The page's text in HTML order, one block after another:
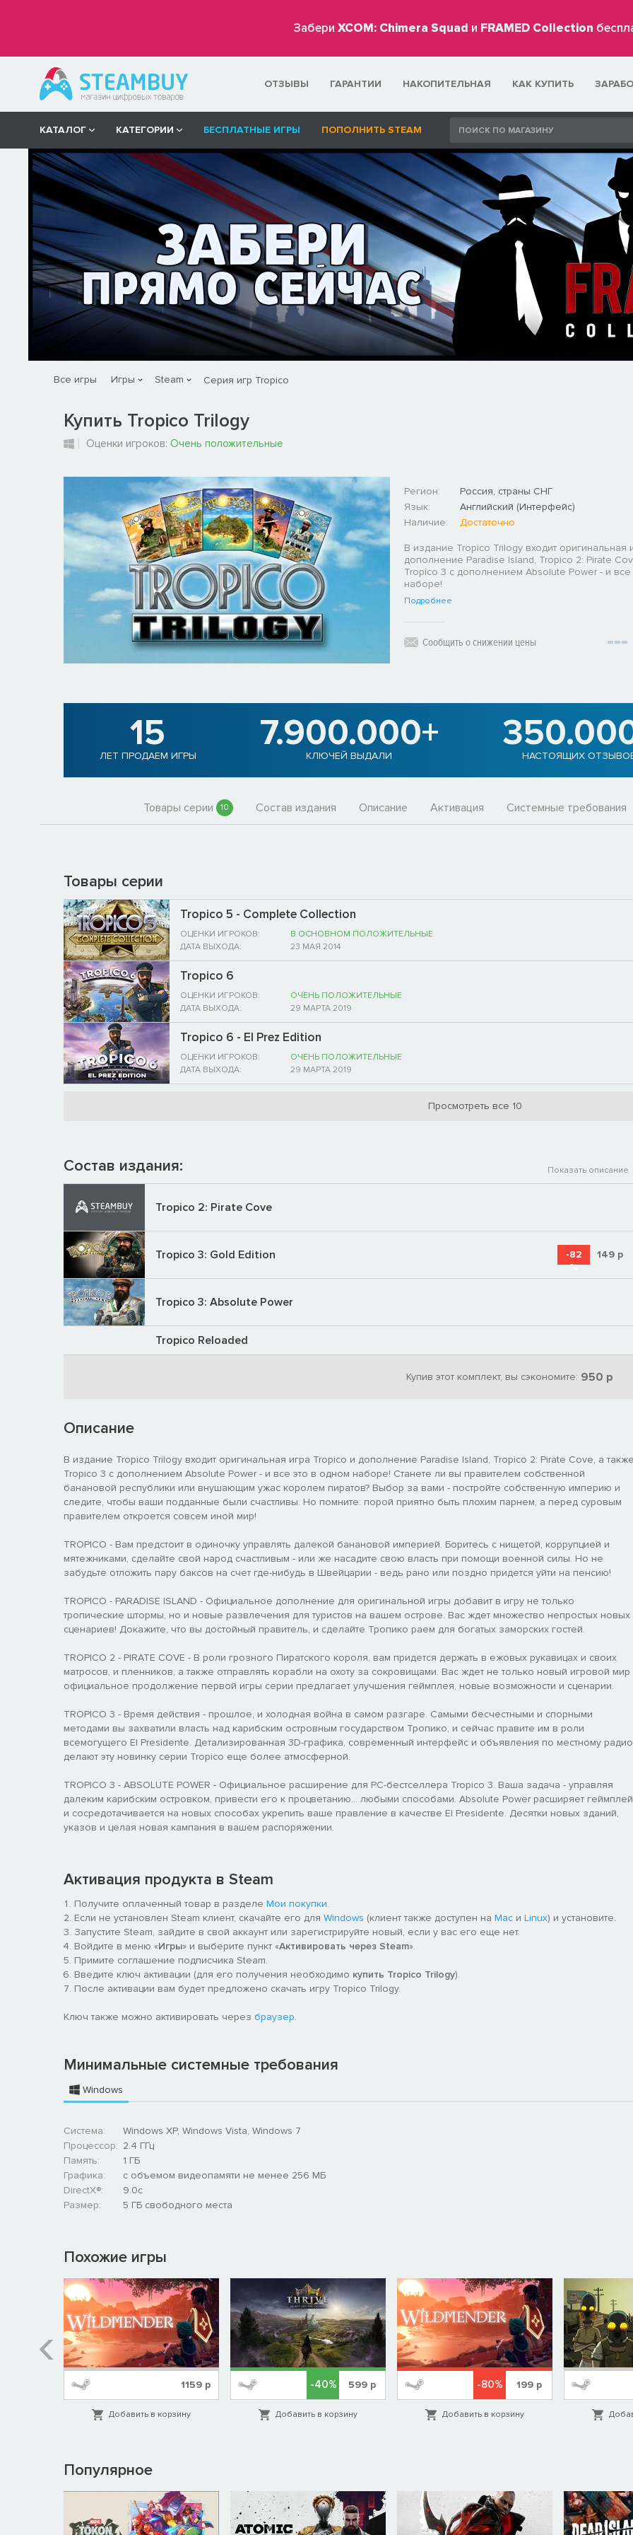
Забери XCOM: Chimera Squad и FRAMED Collection
ОТЗЫВЫ ГАРАНТИИ НАКОПИТЕЛЬНАЯ КАК КУПИТЬ
КАТАЛОГ КАТЕГОРИИ БЕСПЛАТНЫЕ ИГРЫ ПОПОЛНИТЬ STEAM
Все игры Игры Steam Серия игр Tropico
Купить Tropico Trilogy
Оценки игроков: Очень положительные
Регион:
Россия, страны СНГ
Язык:
Английский (Интерфейс)
Наличие:
Достаточно
В издание Tropico Trilogy входит оригинальная
дополнение Paradise Island, Tropico 2: Pirate
Tropico 3 с дополнением Absolute Power - и
наборе!
Подробнее
Сообщить о снижении цены
15
ЛЕТ ПРОДАЕМ ИГРЫ
7.900.000+
КЛЮЧЕЙ ВЫДАЛИ НАСТОЯЩИХ
Товары серии 10 Состав издания Описание Активация Системные требования
Товары серии
Tropico 5 - Complete Collection
ОЦЕНКИ ИГРОКОВ:
В ОСНОВНОМ ПОЛОЖИТЕЛЬНЫЕ
ДАТА ВЫХОДА:
23 МАЯ 2014
Tropico 6
ОЦЕНКИ ИГРОКОВ:
ОЧЕНЬ ПОЛОЖИТЕЛЬНЫЕ
ДАТА ВЫХОДА:
29 МАРТА 2019
Tropico 6 - El Prez Edition
ОЦЕНКИ ИГРОКОВ:
ОЧЕНЬ ПОЛОЖИТЕЛЬНЫЕ
ДАТА ВЫХОДА:
29 МАРТА 2019
Просмотреть все 10
Состав издания: Показать описание
Tropico 2: Pirate Cove
Tropico 3: Gold Edition
-82
%
149 р
Tropico 3: Absolute Power
Tropico Reloaded
Купив этот комплект, вы сэкономите: 950 р
Описание
В издание Tropico Trilogy входит оригинальная игра Tropico и дополнение Paradise Island, Tropico 2: Pirate Cove, а
Tropico 3 с дополнением Absolute Power - и все это в одном наборе! Станете ли вы правителем собственной
банановой республики или внушающим ужас королем пиратов? Выбор за вами - постройте собственную империю и
следите, чтобы ваши подданные были счастливы. Но помните: порой приятно быть плохим парнем, а перед суровым
правителем откроется совсем иной мир!
TROPICO - Вам предстоит в одиночку управлять далекой банановой империей. Боритесь с нищетой, коррупцией и
мятежниками, сделайте свой народ счастливым - или же насадите свою власть при помощи военной силы. Но не
забудьте отложить пару баксов на счет где-нибудь в Швейцарии - ведь рано или поздно придется уйти на пенсию!
TROPICO - PARADISE ISLAND - Официальное дополнение для оригинальной игры добавит в игру не только
тропические штормы, но и новые развлечения для туристов на вашем острове. Вас ждет множество непростых новых
сценариев! Докажите, что вы достойный правитель, и сделайте Тропико раем для богатых заморских гостей.
TROPICO 2 - PIRATE COVE - В роли грозного Пиратского короля, вам придется держать в ежовых рукавицах и своих
матросов, и пленников, а также отправлять корабли на охоту за сокровищами. Вас ждет не только новый игровой мир
официальное продолжение первой игры серии предлагает улучшения геймплея, новые возможности и сценарии.
TROPICO 3 - Время действия - прошлое, и холодная война в самом разгаре. Самыми бесчестными и спорными
методами вы захватили власть над карибским островным государством Тропико, и сейчас правите им в роли
всемогущего El Presidente. Детализированная 3D-графика, современный интерфейс и объявления по местному радио
делают эту новинку серии Tropico еще более атмосферной.
TROPICO 3 - ABSOLUTE POWER - Официальное расширение для PC-бестселлера Tropico 3. Ваша задача - управляя
далеким карибским островком, привести его к процветанию... любыми способами. Absolute Power расширяет геймплей
и сосредотачивается на новых способах укрепить ваше правление в качестве El Presidente. Десятки новых зданий,
указов и целая новая кампания в вашем распоряжении.
Активация продукта в Steam
Получите оплаченный товар в разделе Мои покупки.
Если не установлен Steam клиент, скачайте его для Windows (клиент также доступен на Mac и Linux) и установите.
Запустите Steam, зайдите в свой аккаунт или зарегистрируйте новый, если у вас его еще нет.
Войдите в меню «Игры» и выберите пункт «Активировать через Steam».
Примите соглашение подписчика Steam.
Введите ключ активации (для его получения необходимо купить Tropico Trilogy).
После активации вам будет предложено скачать игру Tropico Trilogy.
Ключ также можно активировать через браузер.
Минимальные системные требования
Windows
Система:
Windows XP, Windows Vista, Windows 7
Процессор: 2.4 ГГц
Память:
1 ГБ
Графика:
с объемом видеопамяти не менее 256 МБ
DirectX®:
9.0c
Размер:
5 ГБ свободного места
Похожие игры
1159р
Добавить в корзину
-40% 599 р
Добавить в корзину
-80% 199р
Добавить в корзину
Популярное